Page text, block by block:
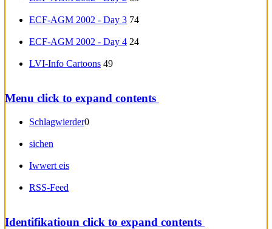
ECF-AGM 2002 - Day 3 74
ECF-AGM 2002 - Day 4 24
LVI-Info Cartoons 49
Menu click to expand contents
Schlagwierder0
sichen
Iwwert eis
RSS-Feed
Identifikatioun click to expand contents